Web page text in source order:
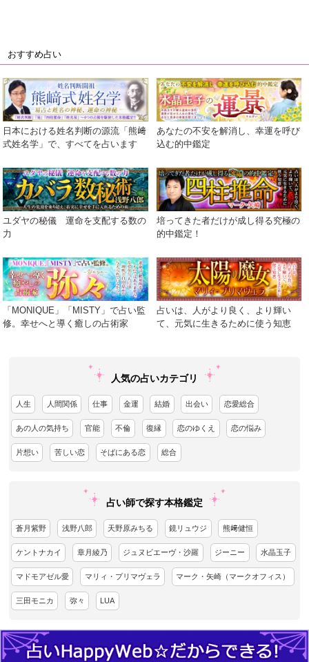
おすすめ占い
日本における姓名判断の源流「熊﨑
式姓名学」で、すべてを占います
あなたの不安を解消し、幸運を呼び
込む的中鑑定
ユダヤの秘儀 運命を支配する数の
力
培ってきた者だけが成し得る究極の
的中鑑定！
「MONIQUE」「MISTY」で占い監
修。幸せへと導く癒しの占術家
占いは、人がより良く、より輝い
て、元気に生きるために使う知恵
人気の占いカテゴリ
人生 人間関係 仕事 金運 結婚 出会い 恋愛総合
あの人の気持ち 官能 不倫 復縁 恋のゆくえ 恋の悩み
片想い 苦しい恋 そばにある恋 総合
占い師で探す本格鑑定
蒼月紫野 浅野八郎 天野原みちる 鏡リュウジ 熊﨑健恒
ケントナカイ 章月綾乃 ジュヌビエーヴ・沙羅 ジーニー 水晶玉子
マドモアゼル愛 マリィ・プリマヴェラ マーク・矢崎（マークオフィス）
三田モニカ 弥々 LUA